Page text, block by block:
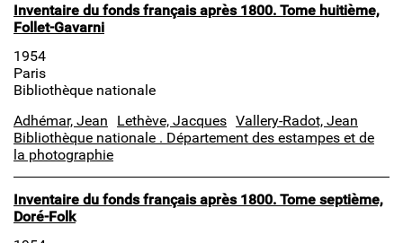
Inventaire du fonds français après 1800. Tome huitième,
Follet-Gavarni
1954
Paris
Bibliothèque nationale
Adhémar, Jean
Lethève, Jacques Vallery-Radot, Jean
Bibliothèque nationale . Département des estampes et de
la photographie
Inventaire du fonds français après 1800. Tome septième,
Doré-Folk